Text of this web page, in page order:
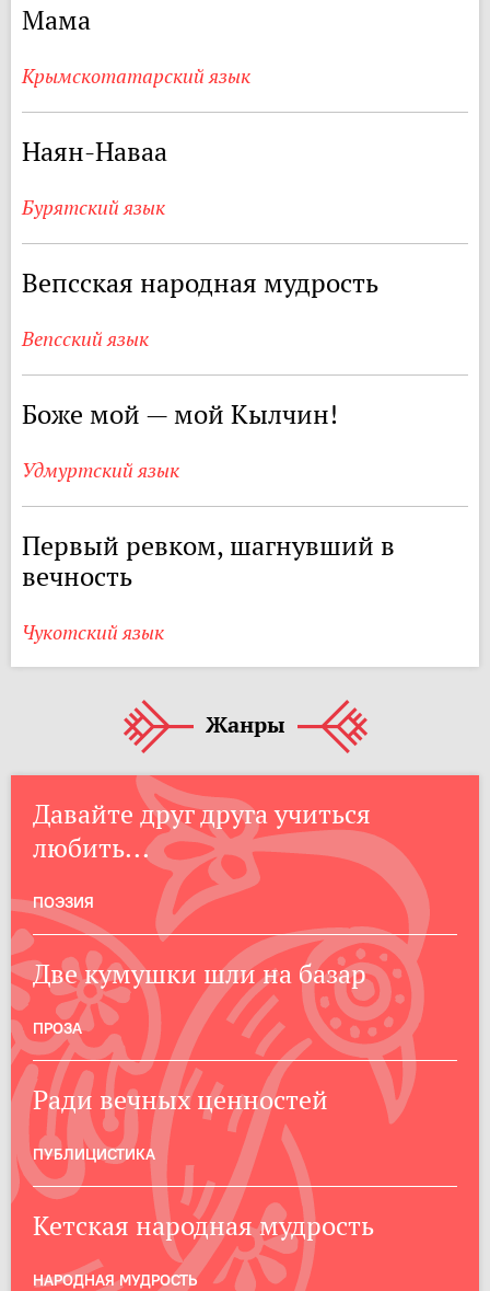
Мама
Крымскотатарский язык
Наян-Наваа
Бурятский язык
Вепсская народная мудрость
Вепсский язык
Боже мой — мой Кылчин!
Удмуртский язык
Первый ревком, шагнувший в
вечность
Чукотский язык
Жанры
Давайте друг друга учиться
любить...
ПОЭЗИЯ
Две кумушки шли на базар
ПРОЗА
Ради вечных ценностей
ПУБЛИЦИСТИКА
Кетская народная мудрость
НАРОДНАЯ МУДРОСТЬ